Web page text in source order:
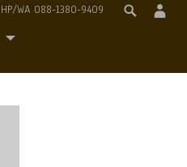
HP/WA 088-1380-9409